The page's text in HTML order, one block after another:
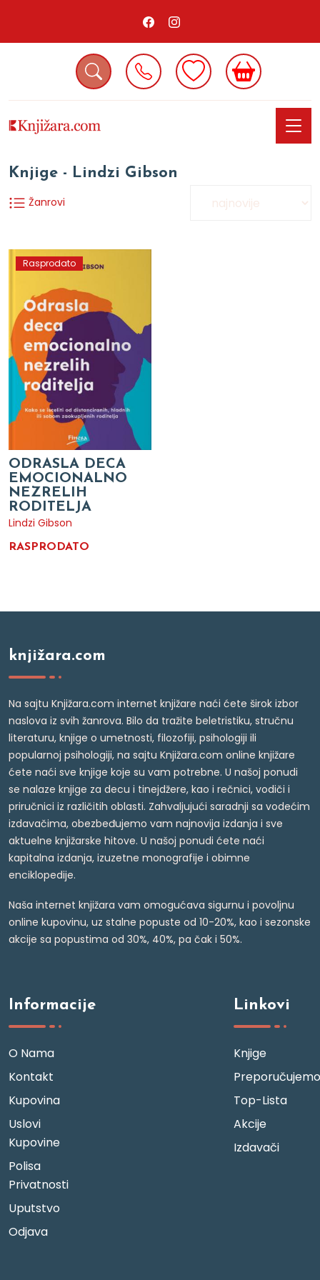
Knjige - Lindzi Gibson
Žanrovi
Rasprodato
ODRASLA DECA
EMOCIONALNO
NEZRELIH
RODITELJA
Lindzi Gibson
RASPRODATO
knjižara.com
Na sajtu Knjižara.com internet knjižare naći ćete širok izbor
naslova iz svih žanrova. Bilo da tražite beletristiku, stručnu
literaturu, knjige o umetnosti, filozofiji, psihologiji ili
popularnoj psihologiji, na sajtu Knjižara.com online knjižare
ćete naći sve knjige koje su vam potrebne. U našoj ponudi
se nalaze knjige za decu i tinejdžere, kao i rečnici, vodiči i
priručnici iz različitih oblasti. Zahvaljujući saradnji sa vodećim
izdavačima, obezbeđujemo vam najnovija izdanja i sve
aktuelne knjižarske hitove. U našoj ponudi ćete naći
kapitalna izdanja, izuzetne monografije i obimne
enciklopedije.
Naša internet knjižara vam omogućava sigurnu i povoljnu
online kupovinu, uz stalne popuste od 10-20%, kao i sezonske
akcije sa popustima od 30%, 40%, pa čak i 50%.
Informacije
O Nama
Kontakt
Kupovina
Uslovi
Kupovine
Polisa
Privatnosti
Uputstvo
Odjava
Linkovi
Knjige
Preporučujemo
Top-Lista
Akcije
Izdavači